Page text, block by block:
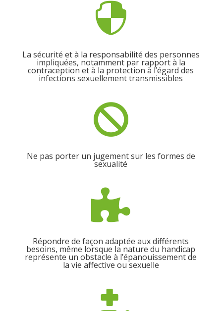

La sécurité et à la responsabilité des personnes
impliquées, notamment par rapport à la
contraception et à la protection à l’égard des
infections sexuellement transmissibles

Ne pas porter un jugement sur les formes de
sexualité

Répondre de façon adaptée aux différents
besoins, même lorsque la nature du handicap
représente un obstacle à l’épanouissement de
la vie affective ou sexuelle